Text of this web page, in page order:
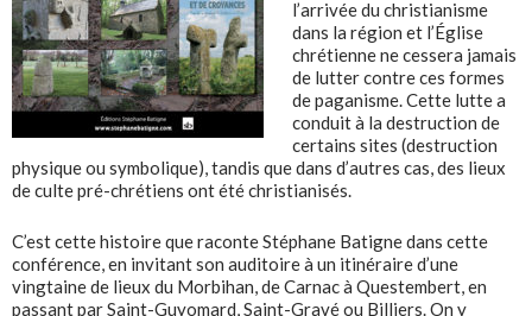
l’arrivée du christianisme
dans la région et l’Église
chrétienne ne cessera jamais
de lutter contre ces formes
de paganisme. Cette lutte a
conduit à la destruction de
certains sites (destruction
physique ou symbolique), tandis que dans d’autres cas, des lieux
de culte pré-chrétiens ont été christianisés.
C’est cette histoire que raconte Stéphane Batigne dans cette
conférence, en invitant son auditoire à un itinéraire d’une
vingtaine de lieux du Morbihan, de Carnac à Questembert, en
passant par Saint-Guyomard, Saint-Gravé ou Billiers. On y